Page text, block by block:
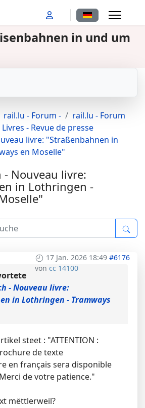
Sprache
in und um
rail.lu - Forum -
rail.lu - Forum
- Revue de presse
livre: "Straßenbahnen in
en Moselle"
- Nouveau livre:
in Lothringen -
17 Jan. 2026 18:49 #6176
von cc 14100
- Nouveau livre:
in Lothringen - Tramways
steet : "ATTENTION :
de texte
en français sera disponible
de votre patience."
mëttlerweil?